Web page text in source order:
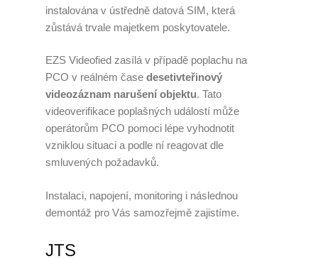
instalována v ústředně datová SIM, která
zůstává trvale majetkem poskytovatele.
EZS Videofied zasílá v případě poplachu na
PCO v reálném čase desetivteřinový
videozáznam narušení objektu. Tato
videoverifikace poplašných událostí může
operátorům PCO pomoci lépe vyhodnotit
vzniklou situaci a podle ní reagovat dle
smluvených požadavků.
Instalaci, napojení, monitoring i následnou
demontáž pro Vás samozřejmě zajistíme.
JTS